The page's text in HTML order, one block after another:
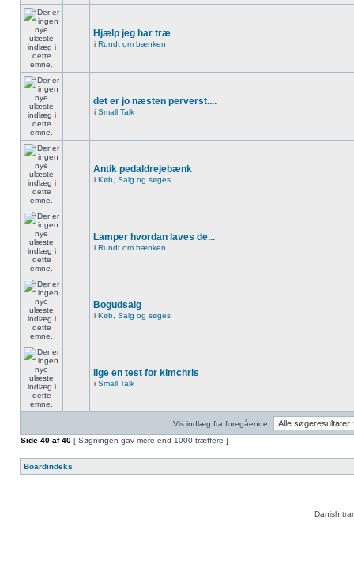
Hjælp jeg har træ
i Rundt om bænken
det er jo næsten perverst....
i Small Talk
Antik pedaldrejebænk
i Køb, Salg og søges
Lamper hvordan laves de...
i Rundt om bænken
Bogudsalg
i Køb, Salg og søges
lige en test for kimchris
i Small Talk
Vis indlæg fra foregående:
Side 40 af40 [ Søgningen gav mere end 1000 træffere ]
Boardindeks
Danish